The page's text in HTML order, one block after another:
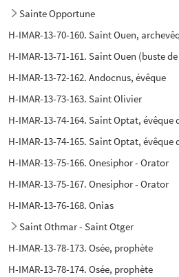
Sainte Opportune
H-IMAR-13-70-160. Saint Ouen,
H-IMAR-13-71-161. Saint Ouen (buste
H-IMAR-13-72-162. Andocnus, évêque
H-IMAR-13-73-163. Saint Olivier
H-IMAR-13-74-164. Saint Optat, évêque
H-IMAR-13-74-165. Saint Optat, évêque
H-IMAR-13-75-166. Onesiphor - Orator
H-IMAR-13-75-167. Onesiphor - Orator
H-IMAR-13-76-168. Onias
Saint Othmar - Saint Otger
H-IMAR-13-78-173. Osée, prophète
H-IMAR-13-78-174. Osée, prophète